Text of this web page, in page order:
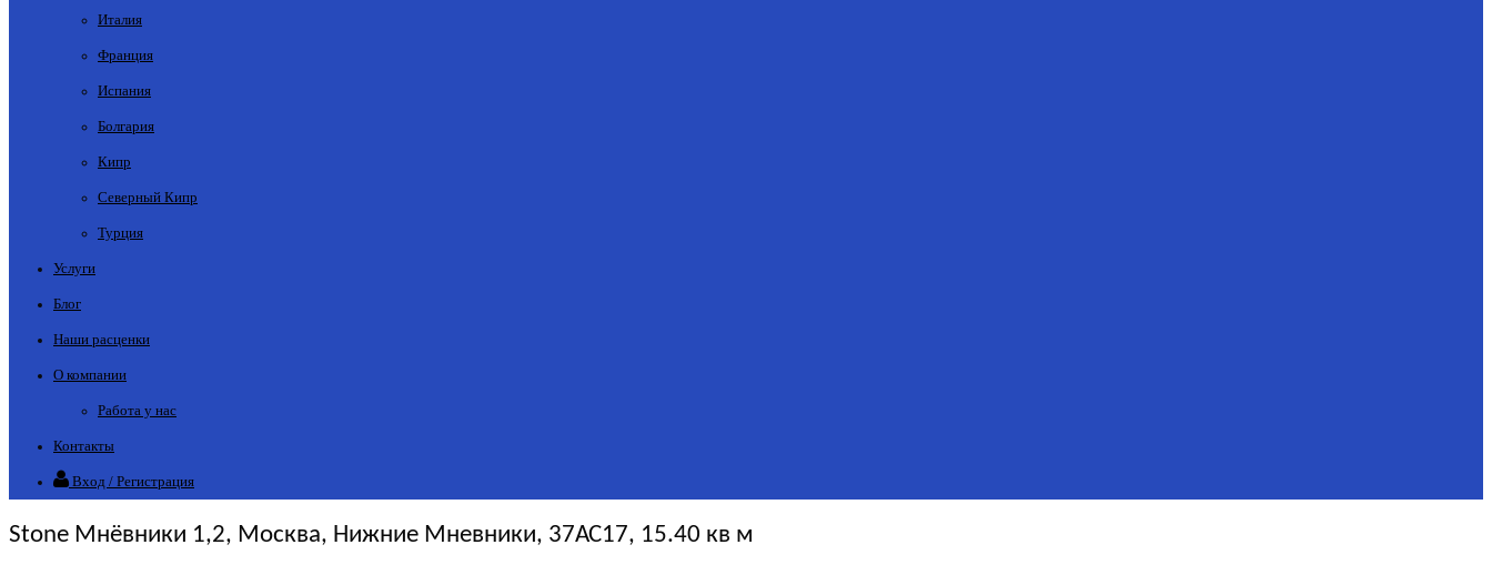
Италия
Франция
Испания
Болгария
Кипр
Северный Кипр
Турция
Услуги
Блог
Наши расценки
О компании
Работа у нас
Контакты
Вход / Регистрация
Stone Мнёвники 1,2, Москва, Нижние Мневники, 37АС17, 15.40 кв м